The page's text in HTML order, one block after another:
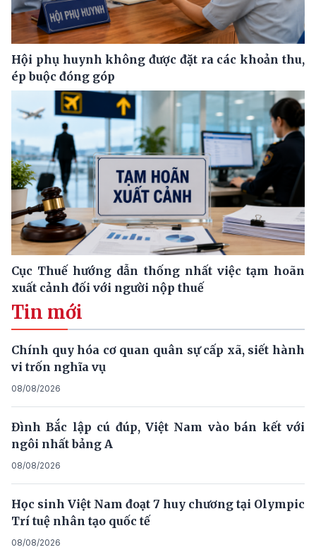
Hội phụ huynh không được đặt ra các khoản thu,
ép buộc đóng góp
Cục Thuế hướng dẫn thống nhất việc tạm hoãn
xuất cảnh đối với người nộp thuế
Tin mới
Chính quy hóa cơ quan quân sự cấp xã, siết hành
vi trốn nghĩa vụ
08/08/2026
Đình Bắc lập cú đúp, Việt Nam vào bán kết với
ngôi nhất bảng A
08/08/2026
Học sinh Việt Nam đoạt 7 huy chương tại Olympic
Trí tuệ nhân tạo quốc tế
08/08/2026